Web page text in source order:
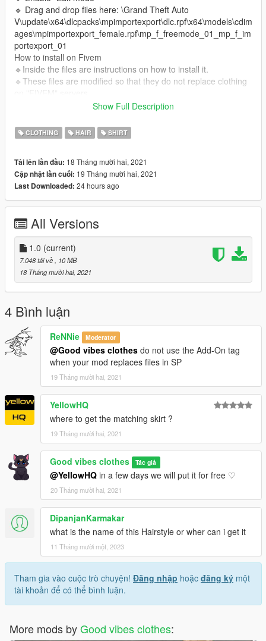
🔹 Drag and drop files here: \Grand Theft Auto
V\update\x64\dlcpacks\mpimportexport\dlc.rpf\x64\models\cdim
ages\mpimportexport_female.rpf\mp_f_freemode_01_mp_f_im
portexport_01
How to install on Fivem
🔹Inside the files are instructions on how to install it.
🔹These files are modified so that they do not replace clothing
_________________________❤
❤I have permission from this Simmer to upload its content.❤
Simpliciaty Instagram Simpliciaty
Show Full Description
CLOTHING HAIR SHIRT
Tải lên lần đầu: 18 Tháng mười hai, 2021
Cập nhật lần cuối: 19 Tháng mười hai, 2021
Last Downloaded: 24 hours ago
All Versions
1.0 (current)
7.048 tải về
, 10 MB
18 Tháng mười hai, 2021
4 Bình luận
ReNNie Moderator
@Good vibes clothes do not use the Add-On tag
when your mod replaces files in SP
19 Tháng mười hai, 2021
YellowHQ
where to get the matching skirt ?
19 Tháng mười hai, 2021
Good vibes clothes Tác giả
@YellowHQ in a few days we will put it for free ♡
20 Tháng mười hai, 2021
DipanjanKarmakar
what is the name of this Hairstyle or wher can i get it
11 Tháng mười một, 2023
Tham gia vào cuộc trò chuyện! Đăng nhập hoặc đăng ký một
tài khoản để có thể bình luận.
More mods byGood vibes clothes: